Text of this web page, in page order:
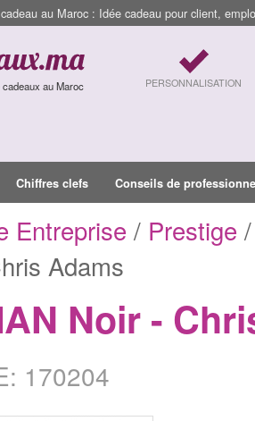
au Maroc : Idée cadeau pour client,
au Maroc PERSONNALISATION
Chiffres clefs Conseils de
Entreprise / Prestige
Adams
Noir -
170204